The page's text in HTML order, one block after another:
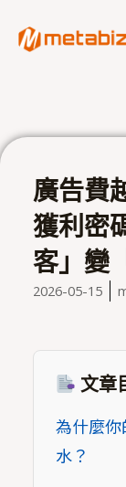
廣告費
獲利密
客」變
2026-05-15
文章
為什麼
水？